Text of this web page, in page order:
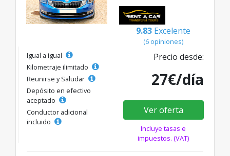
9.83 Excelente
(6 opiniones)
Igual a igual
Kilometraje ilimitado
Reunirse y Saludar
Depósito en efectivo
aceptado
Conductor adicional
incluido
Precio desde:
27€/día
Ver oferta
Incluye tasas e
impuestos. (VAT)